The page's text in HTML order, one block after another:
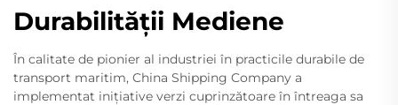
Durabilității Mediene
În calitate de pionier al industriei în practicile durabile de
transport maritim, China Shipping Company a
implementat inițiative verzi cuprinzătoare în întreaga sa